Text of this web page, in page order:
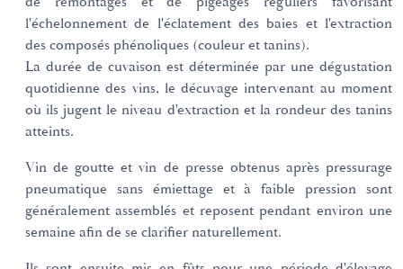
l'échelonnement de l'éclatement des baies et l'extraction
des composés phénoliques (couleur et tanins).
La durée de cuvaison est déterminée par une dégustation
quotidienne des vins, le décuvage intervenant au moment
où ils jugent le niveau d'extraction et la rondeur des tanins
atteints.
Vin de goutte et vin de presse obtenus après pressurage
pneumatique sans émiettage et à faible pression sont
généralement assemblés et reposent pendant environ une
semaine afin de se clarifier naturellement.